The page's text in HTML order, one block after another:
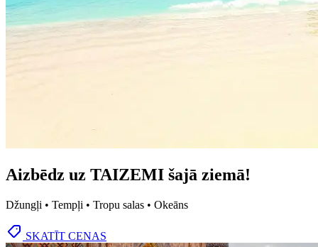
Aizbēdz uz TAIZEMI šajā ziemā!
Džungļi • Tempļi • Tropu salas • Okeāns
SKATĪT CENAS